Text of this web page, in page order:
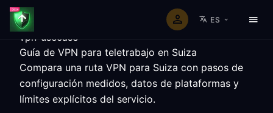
ES
vpn-usecase
Guía de VPN para teletrabajo en Suiza
Compara una ruta VPN para Suiza con pasos de
configuración medidos, datos de plataformas y
límites explícitos del servicio.